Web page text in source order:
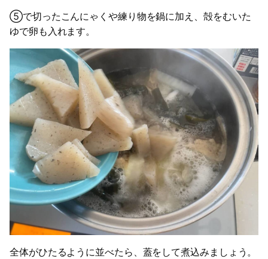
⑤で切ったこんにゃくや練り物を鍋に加え、殻をむいた
ゆで卵も入れます。
全体がひたるように並べたら、蓋をして煮込みましょう。